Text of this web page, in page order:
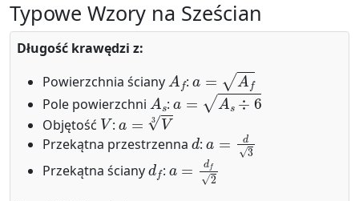
Typowe Wzory na Sześcian
Długość krawędzi z:
Powierzchnia ściany
A
:
Pole powierzchni
As
:
a=A s÷6
Objętość
V
:
a=V3
Przekątna przestrzenna
d
:
Przekątna ściany
d
:
2